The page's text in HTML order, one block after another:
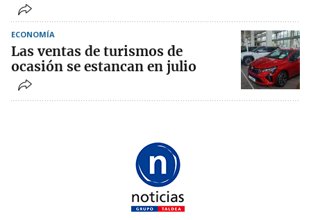
ECONOMÍA
Las ventas de turismos de
ocasión se estancan en julio